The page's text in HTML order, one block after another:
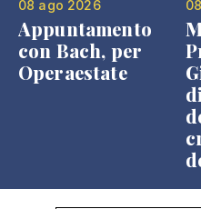
08 ago 2026
Appuntamento
con Bach, per
Operaestate